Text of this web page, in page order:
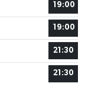
19:00
19:00
21:30
21:30